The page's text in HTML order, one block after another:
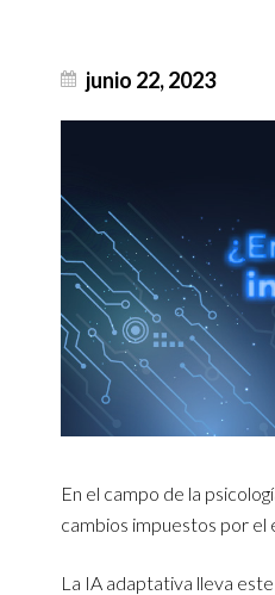
junio 22, 2023
En el campo de la
cambios impuestos por el
La IA adaptativa lleva